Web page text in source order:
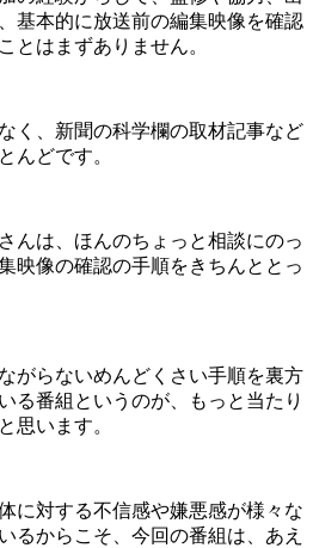
基本的に放送前の編集映像を確認
とはまずありません。
く、新聞の科学欄の取材記事など
んどです。
んは、ほんのちょっと相談にのっ
映像の確認の手順をきちんととっ
がらないめんどくさい手順を裏方
る番組というのが、もっと当たり
思います。
に対する不信感や嫌悪感が様々な
るからこそ、今回の番組は、あえ